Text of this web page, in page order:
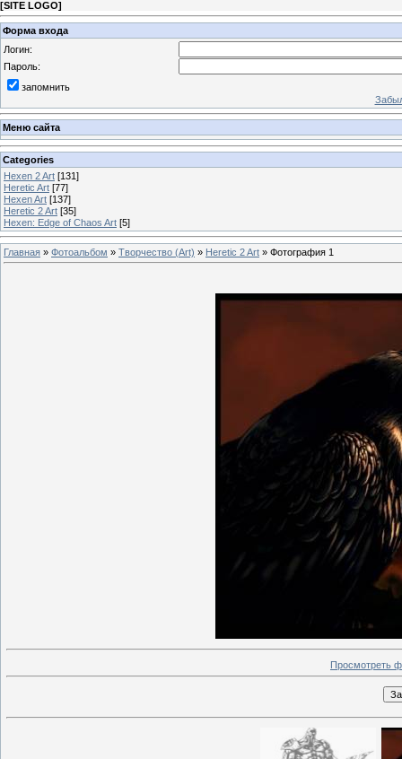
[SITE LOGO]
Форма входа
Логин:
Пароль:
запомнить
Меню сайта
Categories
Hexen 2 Art [131]
Heretic Art [77]
Hexen Art [137]
Heretic 2 Art [35]
Hexen: Edge of Chaos Art [5]
Главная » Фотоальбом » Творчество (Art) » Heretic 2 Art » Фотография 1
Просмотреть